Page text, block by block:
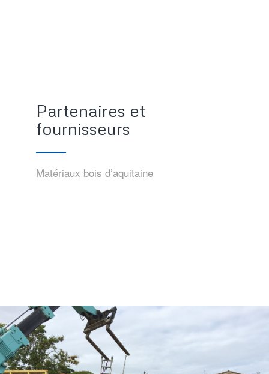
Partenaires et
fournisseurs
Matériaux bois d’aquitaine